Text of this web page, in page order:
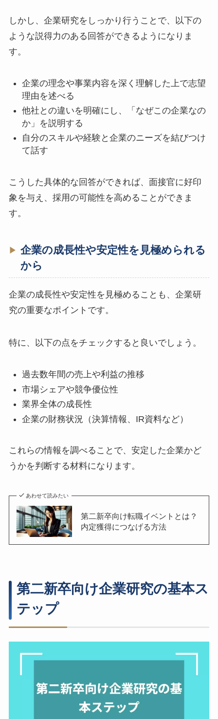
しかし、企業研究をしっかり行うことで、以下の
ような説得力のある回答ができるようになりま
す。
企業の理念や事業内容を深く理解した上で志望
理由を述べる
他社との違いを明確にし、「なぜこの企業なの
か」を説明する
自分のスキルや経験と企業のニーズを結びつけ
て話す
こうした具体的な回答ができれば、面接官に好印
象を与え、採用の可能性を高めることができま
す。
企業の成長性や安定性を見極められる
から
企業の成長性や安定性を見極めることも、企業研
究の重要なポイントです。
特に、以下の点をチェックすると良いでしょう。
過去数年間の売上や利益の推移
市場シェアや競争優位性
業界全体の成長性
企業の財務状況（決算情報、IR資料など）
これらの情報を調べることで、安定した企業かど
うかを判断する材料になります。
あわせて読みたい
第二新卒向け転職イベントとは？
内定獲得につなげる方法
第二新卒向け企業研究の基本ス
テップ